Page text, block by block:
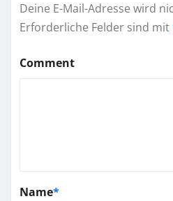
Deine E-Mail-Adresse wird
Erforderliche Felder sind mit
Comment
Name*